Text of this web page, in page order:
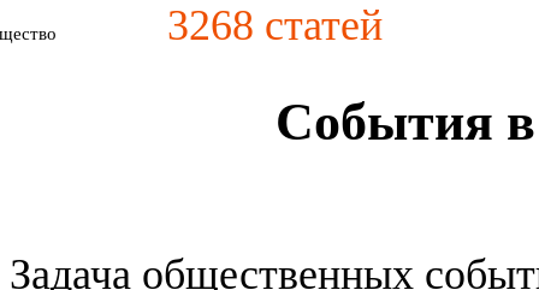
3268 статей
События
Задача общественных